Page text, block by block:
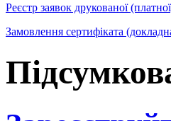
Реєстр заявок друкованої
Замовлення сертифіката